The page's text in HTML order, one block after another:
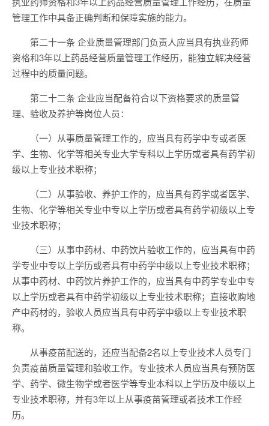
管理工作中具备正确判断和保障实施的能力。
第二十一条 企业质量管理部门负责人应当具有执业药师
资格和3年以上药品经营质量管理工作经历，能独立解决经营
过程中的质量问题。
第二十二条 企业应当配备符合以下资格要求的质量管
理、验收及养护等岗位人员：
（一）从事质量管理工作的，应当具有药学中专或者医
学、生物、化学等相关专业大学专科以上学历或者具有药学初
级以上专业技术职称；
（二）从事验收、养护工作的，应当具有药学或者医学、
生物、化学等相关专业中专以上学历或者具有药学初级以上专
业技术职称；
（三）从事中药材、中药饮片验收工作的，应当具有中药
学专业中专以上学历或者具有中药学中级以上专业技术职称；
从事中药材、中药饮片养护工作的，应当具有中药学专业中专
以上学历或者具有中药学初级以上专业技术职称；直接收购地
产中药材的，验收人员应当具有中药学中级以上专业技术职
称。
从事疫苗配送的，还应当配备2名以上专业技术人员专门
负责疫苗质量管理和验收工作。专业技术人员应当具有预防医
学、药学、微生物学或者医学等专业本科以上学历及中级以上
专业技术职称，并有3年以上从事疫苗管理或者技术工作经
历。